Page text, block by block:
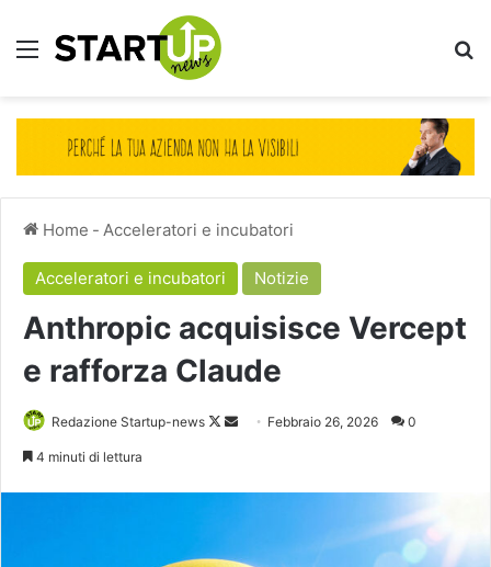
Menu
Home - Acceleratori e incubatori
Acceleratori e incubatori Notizie
Anthropic acquisisce Vercept
e rafforza Claude
Redazione Startup-news
Follow
Invia Febbraio 26, 2026 0
4 minuti di lettura